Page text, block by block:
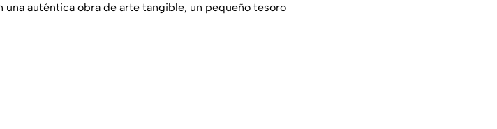
auténtica obra de arte tangible, un pequeño tesoro